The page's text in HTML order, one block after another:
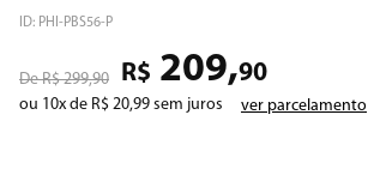
ID: PHI-PBS56-P
R$ 299,90 R$ 209,90
ou 10x de R$ 20,99 sem juros ver parcelamento
6º portátil